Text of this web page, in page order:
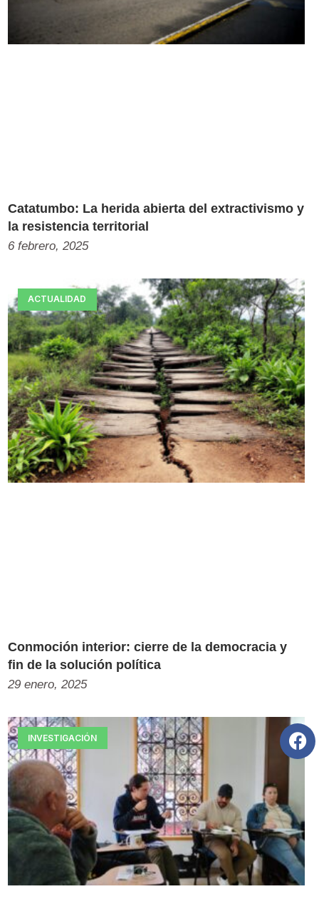
Catatumbo: La herida abierta del extractivismo y
la resistencia territorial
6 febrero, 2025
ACTUALIDAD
Conmoción interior: cierre de la democracia y
fin de la solución política
29 enero, 2025
INVESTIGACIÓN